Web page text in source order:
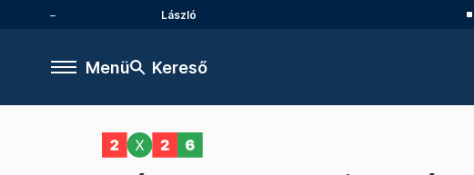
László
Menü Kereső